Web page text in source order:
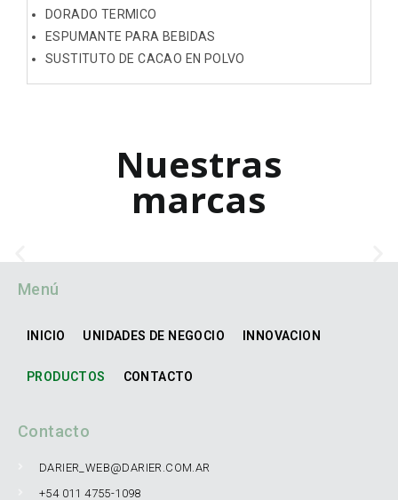
DORADO TERMICO
ESPUMANTE PARA BEBIDAS
SUSTITUTO DE CACAO EN POLVO
Nuestras
marcas
Menú
INICIO UNIDADES DE NEGOCIO INNOVACION
PRODUCTOS CONTACTO
Contacto
DARIER_WEB@DARIER.COM.AR
+54 011 4755-1098